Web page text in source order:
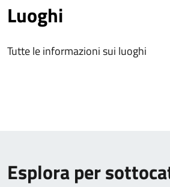
Luoghi
Tutte le informazioni sui luoghi
Esplora per